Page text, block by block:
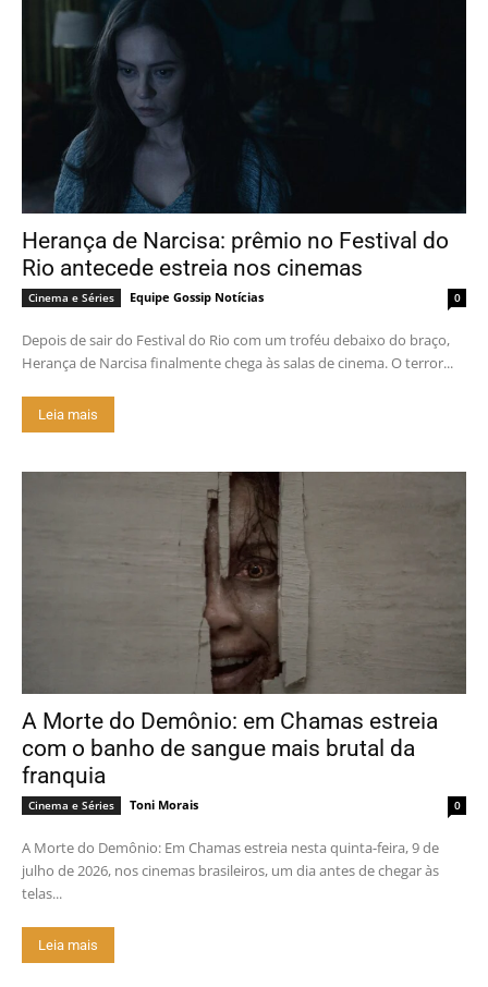
Herança de Narcisa: prêmio no Festival do
Rio antecede estreia nos cinemas
Cinema e Séries Equipe Gossip Notícias 0
Depois de sair do Festival do Rio com um troféu debaixo do braço,
Herança de Narcisa finalmente chega às salas de cinema. O terror...
Leia mais
A Morte do Demônio: em Chamas estreia
com o banho de sangue mais brutal da
franquia
Cinema e Séries Toni Morais 0
A Morte do Demônio: Em Chamas estreia nesta quinta-feira, 9 de
julho de 2026, nos cinemas brasileiros, um dia antes de chegar às
telas...
Leia mais